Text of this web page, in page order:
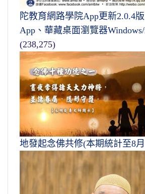
陀教育網路學院App更新2.0.4
App、華藏桌面瀏覽器Windows/
(238,275)
地發起念佛共修(本期統計至8